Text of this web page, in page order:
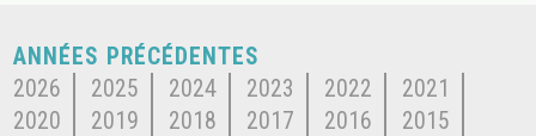
ANNÉES PRÉCÉDENTES
2026
2025 2024 2023 2022
2021
2020
2019 2018 2017 2016
2015